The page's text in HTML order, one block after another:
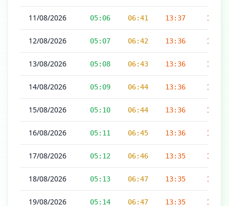
11/08/2026 05:06 06:41 13:37 17:14
12/08/2026 05:07 06:42 13:36 17:14
13/08/2026 05:08 06:43 13:36 17:14
14/08/2026 05:09 06:44 13:36 17:13
15/08/2026 05:10 06:44 13:36 17:13
16/08/2026 05:11 06:45 13:36 17:12
17/08/2026 05:12 06:46 13:35 17:12
18/08/2026 05:13 06:47 13:35 17:11
19/08/2026 05:14 06:47 13:35 17:11